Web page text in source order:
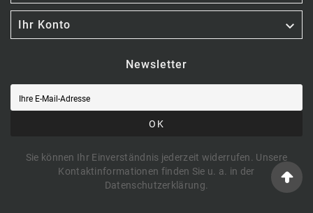
Ihr Konto 
Newsletter
OK
Sie können Ihr Einverständnis jederzeit widerrufen. Unsere
Kontaktinformationen finden Sie u. a. in der
Datenschutzerklärung.